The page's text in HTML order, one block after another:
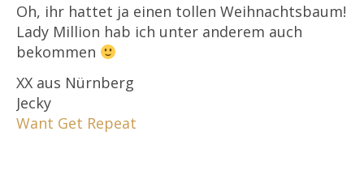
Oh, ihr hattet ja einen tollen Weihnachtsbaum!
Lady Million hab ich unter anderem auch
bekommen
XX aus Nürnberg
Jecky
Want Get Repeat